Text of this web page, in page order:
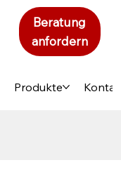
Produkte
Beratung
anfordern